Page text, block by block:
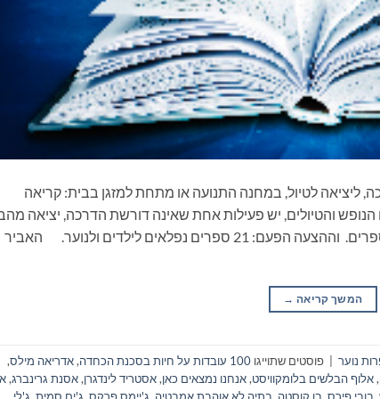
ליציאה לטיול, במחנה התנועה או מתחת למזגן בבית: קריאה
והטיולים, יש פעילות אחת שאינה דורשת הדרכה, יציאה
ונסיעה, התארגנות ממושכת ואפילו שיחה: קריאת ספרים. וההצעה הפעם: 21 ספרים נפלאים לילדים ולנוער. האביר
המשך קריאה →
נוער פוסטים שתוייגו 100 עובדות על חיות בסכנת הכחדה ,אדריאה מילס,
,אלוף הבלשים בלומקוויסט,אנחנו נמצאים כאן,אסטריד לינדגרן,אסנת גרינברג,
בובי פירס בן קוסטה בתיה לא אוהבת אמבטיה ג'יימס פרקס ג'ים סמית ג'לי